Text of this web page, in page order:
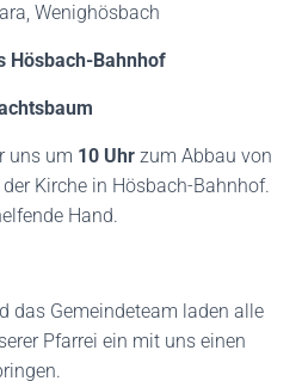
Wenighösbach
Hösbach-Bahnhof
uns um 10 Uhr zum Abbau von
Kirche in Hösbach-Bahnhof.
Hand.
das Gemeindeteam laden alle
Pfarrei ein mit uns einen